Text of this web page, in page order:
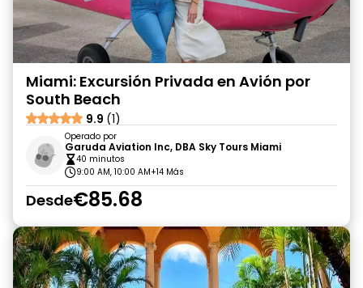
Miami: Excursión Privada en Avión por
South Beach
9.9 (1)
Operado por
Garuda Aviation Inc, DBA Sky Tours Miami
40 minutos
9:00 AM, 10:00 AM+14 Más
Desde€85.68